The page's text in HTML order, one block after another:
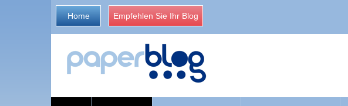
Home Empfehlen Sie Ihr Blog